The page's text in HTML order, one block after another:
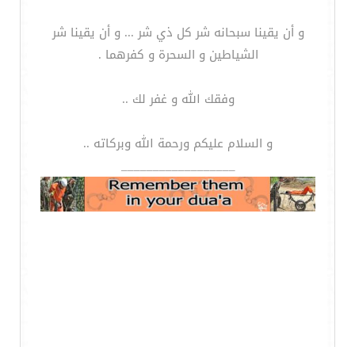
و أن يقينا سبحانه شر كل ذي شر ... و أن يقينا شر
الشياطين و السحرة و كفرهما .
وفقك الله و غفر لك ..
و السلام عليكم ورحمة الله وبركاته ..
__________________